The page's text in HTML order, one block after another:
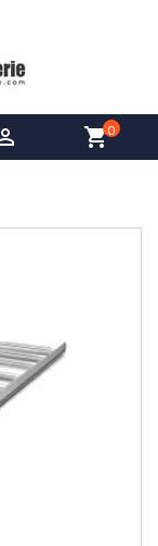
shopping_cart0